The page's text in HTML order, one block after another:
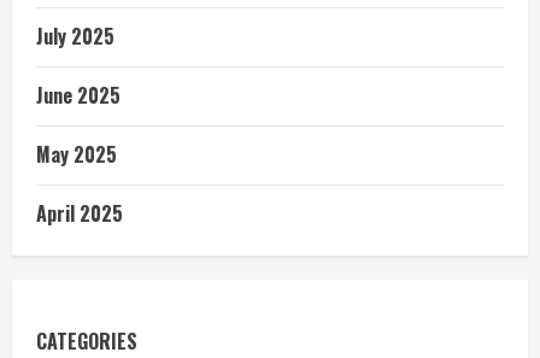
July 2025
June 2025
May 2025
April 2025
CATEGORIES